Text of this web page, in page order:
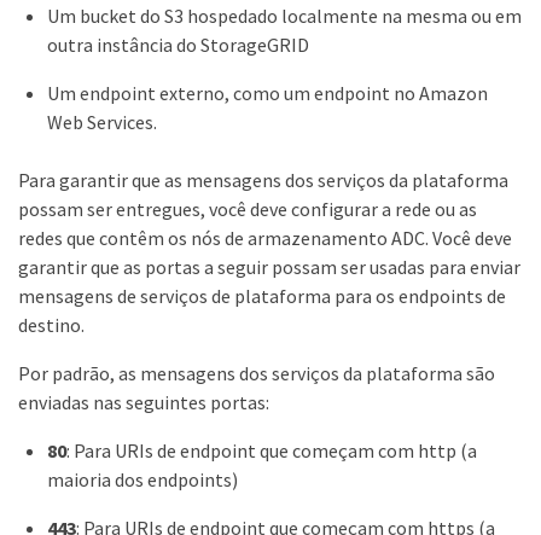
Um bucket do S3 hospedado localmente na mesma ou em
outra instância do StorageGRID
Um endpoint externo, como um endpoint no Amazon
Web Services.
Para garantir que as mensagens dos serviços da plataforma
possam ser entregues, você deve configurar a rede ou as
redes que contêm os nós de armazenamento ADC. Você deve
garantir que as portas a seguir possam ser usadas para enviar
mensagens de serviços de plataforma para os endpoints de
destino.
Por padrão, as mensagens dos serviços da plataforma são
enviadas nas seguintes portas:
80: Para URIs de endpoint que começam com http (a
maioria dos endpoints)
443: Para URIs de endpoint que começam com https (a